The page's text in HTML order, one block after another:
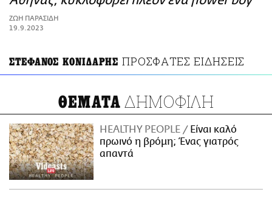
ΑΜΠΑ
PRINT
ΖΩΗ ΠΑΡΑΣΙΔΗ
19.9.2023
ΣΤΕΦΑΝΟΣ ΚΟΝΙΔΑΡΗΣ ΠΡΟΣΦΑΤΕΣ ΕΙΔΗΣΕΙΣ
ΘΕΜΑΤΑ ΔΗΜΟΦΙΛΗ
HEALTHY PEOPLE
Είναι καλό
πρωινό η βρόμη; Ένας γιατρός
απαντά